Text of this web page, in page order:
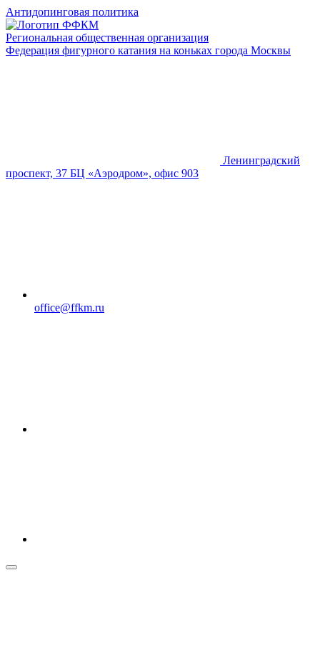
Антидопинговая политика
Региональная общественная организация
Федерация фигурного катания на коньках города Москвы
Ленинградский
проспект, 37 БЦ «Аэродром», офис 903
office@ffkm.ru